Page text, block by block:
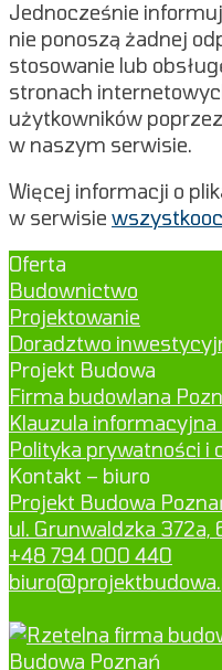
Jednocześnie
nie ponoszą żadnej
stosowanie lub
stronach
użytkowników
w naszym serwisie.
Więcej informacji o
w serwisie
Oferta
Budownictwo
Projektowanie
Doradztwo
Projekt Budowa
Firma budowlana
Klauzula informacyjna
Polityka prywatności i
Kontakt – biuro
Projekt Budowa
ul. Grunwaldzka 372a,
+48 794 000 440